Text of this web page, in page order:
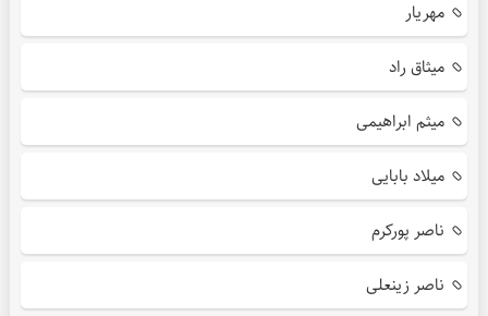
مهریار
میثاق راد
میثم ابراهیمی
میلاد بابایی
ناصر پورکرم
ناصر زینعلی